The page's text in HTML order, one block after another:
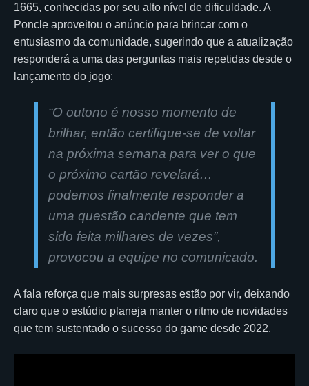
1665, conhecidas por seu alto nível de dificuldade. A
Poncle aproveitou o anúncio para brincar com o
entusiasmo da comunidade, sugerindo que a atualização
responderá a uma das perguntas mais repetidas desde o
lançamento do jogo:
“O outono é nosso momento de
brilhar, então certifique-se de voltar
na próxima semana para ver o que
o próximo cartão revelará…
podemos finalmente responder a
uma questão candente que tem
sido feita milhares de vezes”,
provocou a equipe no comunicado.
A fala reforça que mais surpresas estão por vir, deixando
claro que o estúdio planeja manter o ritmo de novidades
que tem sustentado o sucesso do game desde 2022.